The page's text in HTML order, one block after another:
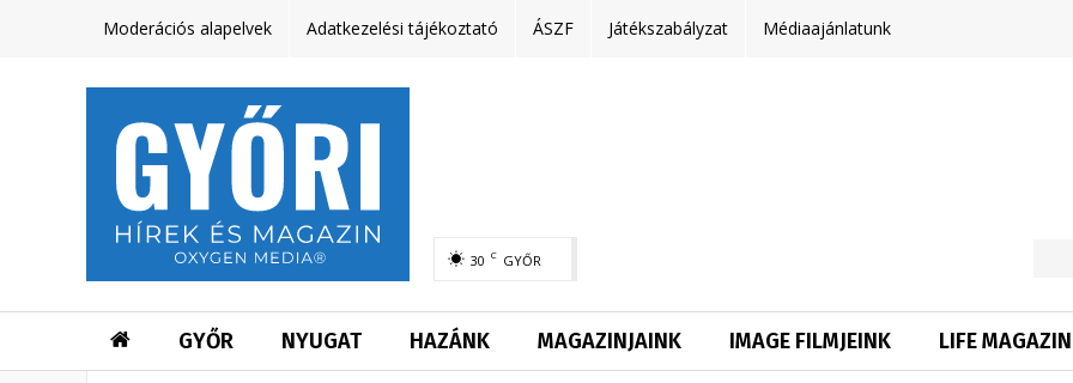
Moderációs alapelvek Adatkezelési tájékoztató ÁSZF Játékszabályzat Médiaajánlatunk
30 C GYŐR
GYŐR NYUGAT HAZÁNK MAGAZINJAINK IMAGE FILMJEINK LIFE MAGAZIN